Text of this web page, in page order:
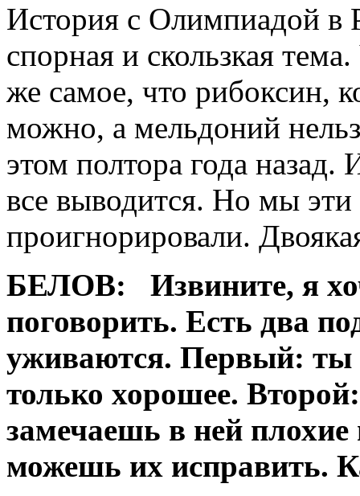
История с Олимпиадой
спорная и скользкая
же самое, что рибоксин,
можно, а мельдоний
этом полтора года назад.
все выводится. Но мы
проигнорировали.
БЕЛОВ:
Извините, я
поговорить. Есть два
уживаются. Первый:
только хорошее.
замечаешь в ней
можешь их исправить.